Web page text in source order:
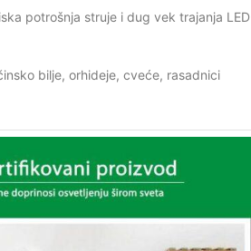
potrošnja struje i dug vek trajanja LED
bilje, orhideje, cveće, rasadnici